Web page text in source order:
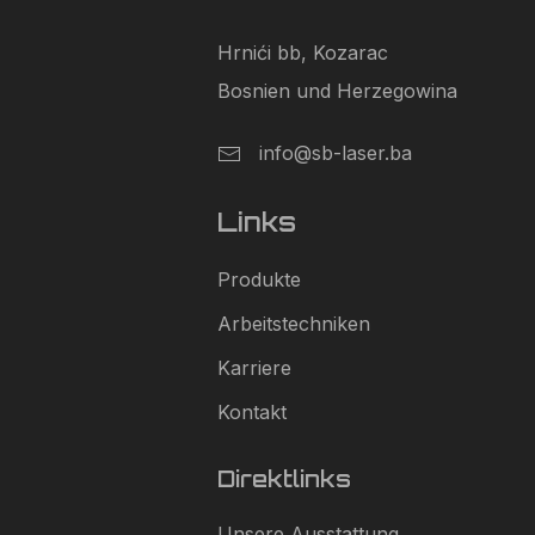
Hrnići bb, Kozarac
Bosnien und Herzegowina
info@sb-laser.ba
Links
Produkte
Arbeitstechniken
Karriere
Kontakt
Direktlinks